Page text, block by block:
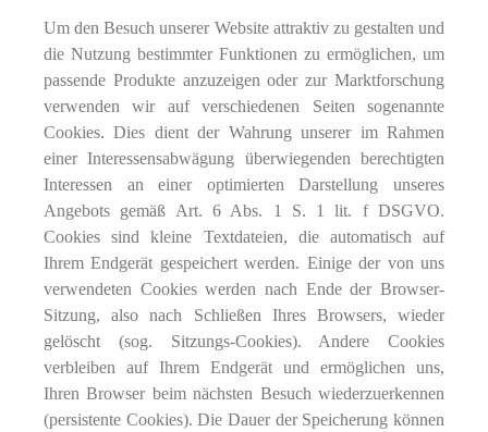
Um den Besuch unserer Website attraktiv zu gestalten und
die Nutzung bestimmter Funktionen zu ermöglichen, um
passende Produkte anzuzeigen oder zur Marktforschung
verwenden wir auf verschiedenen Seiten sogenannte
Cookies. Dies dient der Wahrung unserer im Rahmen
einer Interessensabwägung überwiegenden berechtigten
Interessen an einer optimierten Darstellung unseres
Angebots gemäß Art. 6 Abs. 1 S. 1 lit. f DSGVO.
Cookies sind kleine Textdateien, die automatisch auf
Ihrem Endgerät gespeichert werden. Einige der von uns
verwendeten Cookies werden nach Ende der Browser-
Sitzung, also nach Schließen Ihres Browsers, wieder
gelöscht (sog. Sitzungs-Cookies). Andere Cookies
verbleiben auf Ihrem Endgerät und ermöglichen uns,
Ihren Browser beim nächsten Besuch wiederzuerkennen
(persistente Cookies). Die Dauer der Speicherung können